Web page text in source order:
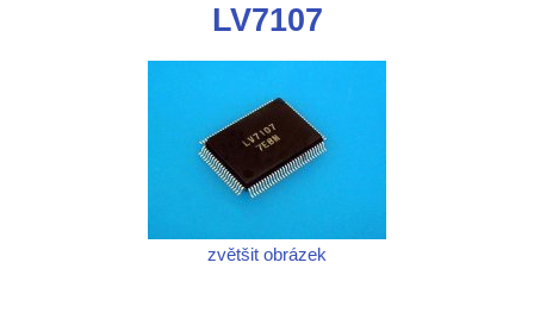
LV7107
zvětšit obrázek